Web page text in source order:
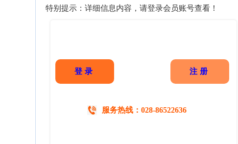
特别提示：详细信息内容，请登录会员账号查看！
登录 注册
服务热线：028-86522636